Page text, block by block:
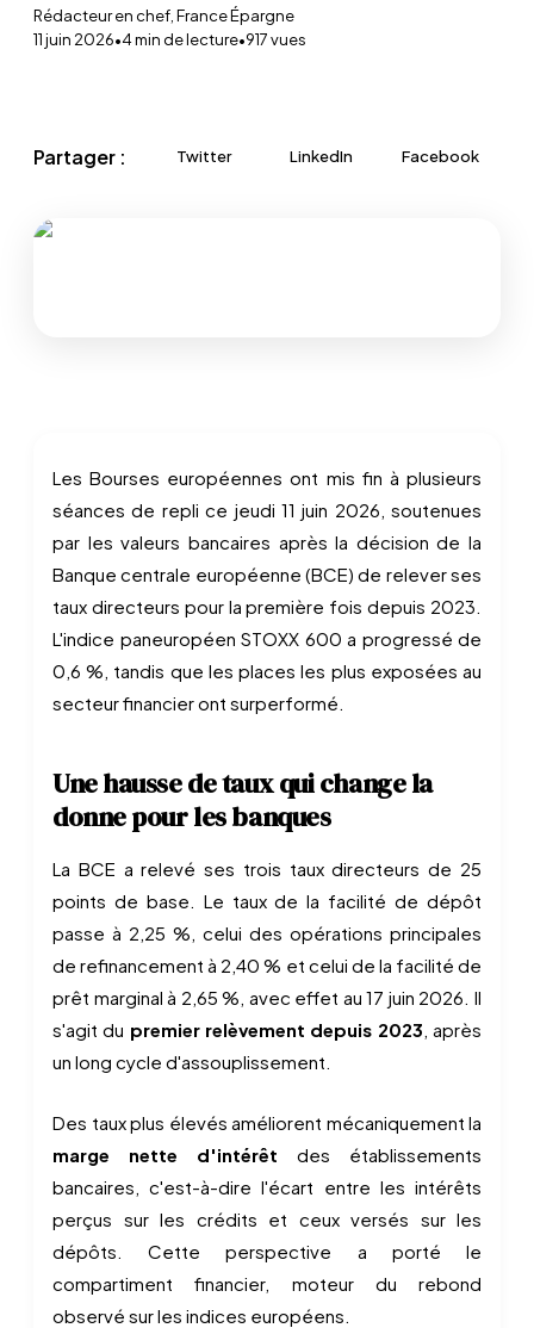
Rédacteur en chef, France Épargne
11 juin 2026•4min de lecture•917vues
Partager : Twitter LinkedIn Facebook
Les Bourses européennes ont mis fin à plusieurs
séances de repli ce jeudi 11 juin 2026, soutenues
par les valeurs bancaires après la décision de la
Banque centrale européenne (BCE) de relever ses
taux directeurs pour la première fois depuis 2023.
L'indice paneuropéen STOXX 600 a progressé de
0,6 %, tandis que les places les plus exposées au
secteur financier ont surperformé.
Une hausse de taux qui change la
donne pour les banques
La BCE a relevé ses trois taux directeurs de 25
points de base. Le taux de la facilité de dépôt
passe à 2,25 %, celui des opérations principales
de refinancement à 2,40 % et celui de la facilité de
prêt marginal à 2,65 %, avec effet au 17 juin 2026. Il
s'agit du premier relèvement depuis 2023, après
un long cycle d'assouplissement.
Des taux plus élevés améliorent mécaniquement la
marge nette d'intérêt des établissements
bancaires, c'est-à-dire l'écart entre les intérêts
perçus sur les crédits et ceux versés sur les
dépôts. Cette perspective a porté le
compartiment financier, moteur du rebond
observé sur les indices européens.